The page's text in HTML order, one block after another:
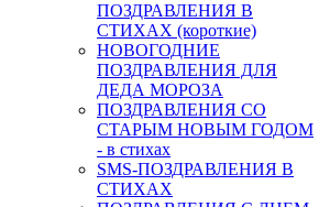
ПОЗДРАВЛЕНИЯ В
СТИХАХ (короткие)
НОВОГОДНИЕ
ПОЗДРАВЛЕНИЯ ДЛЯ
ДЕДА МОРОЗА
ПОЗДРАВЛЕНИЯ СО
СТАРЫМ НОВЫМ ГОДОМ
- в стихах
SMS-ПОЗДРАВЛЕНИЯ В
СТИХАХ